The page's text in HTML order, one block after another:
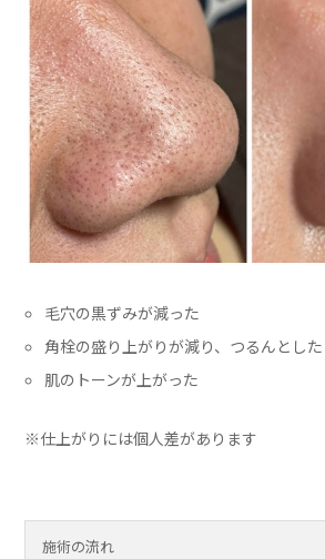
毛穴の黒ずみが減った
角栓の盛り上がりが減り、つるんとした
肌のトーンが上がった
※仕上がりには個人差があります
施術の流れ